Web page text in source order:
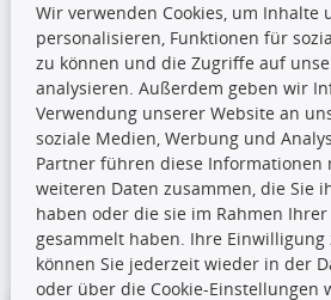
Die hier
insbesondere
dürfen nicht
unterlassen, die Daten oder die
vorherige Zustimmung TecDocs zu
verbreiten und/oder diese
zu lassen. Ein Zuwiderhandeln stellt
Urheberrechtsverletzung dar und wird
Ronny’s Newsletter
Wir verwenden Cookies, um Inhalte
personalisieren, Funktionen für
zu können und die Zugriffe auf
analysieren. Außerdem geben wir
Verwendung unserer Website an
soziale Medien, Werbung und
Partner führen diese Informationen
weiteren Daten zusammen, die Sie
haben oder die sie im Rahmen
gesammelt haben. Ihre Einwilligung
können Sie jederzeit wieder in der
oder über die Cookie-Einstellungen